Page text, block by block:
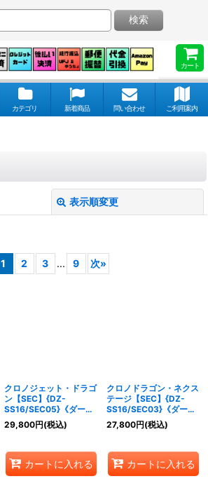
カート
検索
カテゴリ 新着商品 問い合わせ ご利用案内
表示順変更
1 2 3 ... 9 次»
クロノジェット・ドラゴ
ン【SEC】{DZ-
SS16/SEC05}《ダーク
ステイツ》
29,800円(税込)
カートに入れる
クロノドラゴン・ネクス
テージ【SEC】{DZ-
SS16/SEC03}《ダーク
ステイツ》
27,800円(税込)
カートに入れる